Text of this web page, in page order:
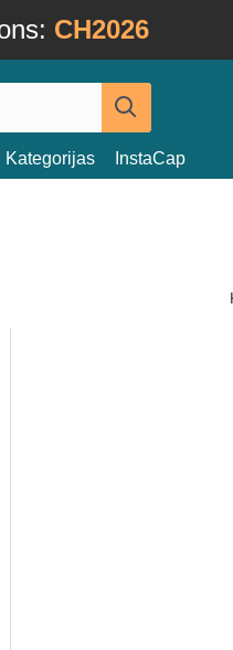
CH2026
Kategorijas InstaCap